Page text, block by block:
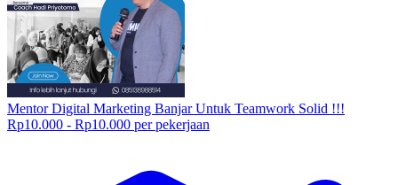
Mentor Digital Marketing Banjar Untuk Teamwork Solid !!!
Rp10.000 - Rp10.000 per pekerjaan